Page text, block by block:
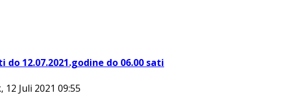
12.07.2021.godine do 06.00 sati
Juli 2021 09:55